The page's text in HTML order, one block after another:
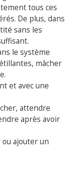
tous ces
De plus, dans
sans les
le système
mâcher
et avec une
attendre
après avoir
ajouter un